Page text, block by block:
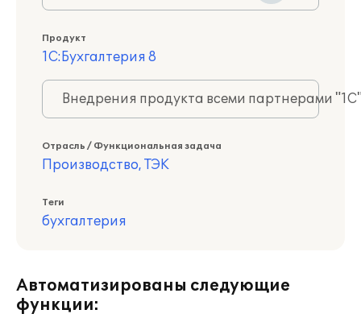
Продукт
1С:Бухгалтерия 8
Внедрения продукта всеми партнерами
Отрасль / Функциональная задача
Производство, ТЭК
Теги
бухгалтерия
Автоматизированы следующие
функции: